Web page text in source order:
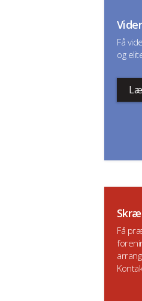
Få
og
Få